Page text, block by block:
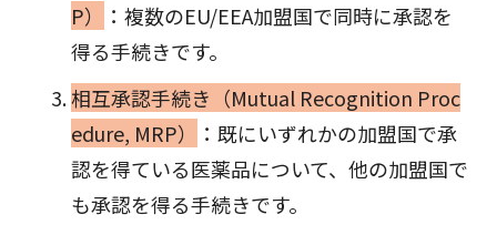
P）
：複数のEU/EEA加盟国で同時に承認を
得る手続きです。
相互承認手続き（Mutual Recognition Proc
edure, MRP）
：既にいずれかの加盟国で承
認を得ている医薬品について、他の加盟国で
も承認を得る手続きです。